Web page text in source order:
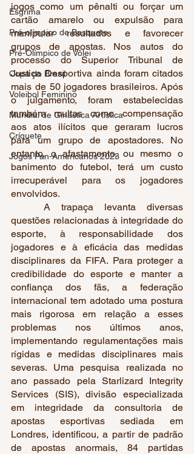
Esgrima
Pré-olímpico de Basquete
Pré-Olímpico de Vôlei
Copa do Brasil
Voleibol Feminino
Mundial de Ginástica Artística
Críquete
Jogos Pan-Americanos 2023
jogos como um pênalti ou forçar um
cartão amarelo ou expulsão para
manipular resultados e favorecer
grupos de apostas. Nos autos do
processo do Superior Tribunal de
Justiça Desportiva ainda foram citados
mais de 50 jogadores brasileiros. Após
o julgamento, foram estabelecidas
também multas como compensação
aos atos ilícitos que geraram lucros
para um grupo de apostadores. No
entanto, o afastamento, ou mesmo o
banimento do futebol, terá um custo
irrecuperável para os jogadores
envolvidos.
questões relacionadas à integridade do
esporte, à responsabilidade dos
jogadores e à eficácia das medidas
disciplinares da FIFA. Para proteger a
credibilidade do esporte e manter a
confiança dos fãs, a federação
internacional tem adotado uma postura
mais rigorosa em relação a esses
problemas nos últimos anos,
implementando regulamentações mais
rígidas e medidas disciplinares mais
severas. Uma pesquisa realizada no
ano passado pela Starlizard Integrity
Services (SIS), divisão especializada
em integridade da consultoria de
apostas esportivas sediada em
Londres, identificou, a partir de padrão
de apostas anormais, 84 partidas